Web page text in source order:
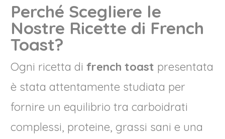
Perché Scegliere le
Nostre Ricette di French
Toast?
Ogni ricetta difrench toast presentata
è stata attentamente studiata per
fornire un equilibrio tra carboidrati
complessi, proteine, grassi sani e una